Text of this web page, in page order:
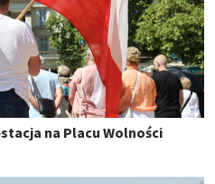
na Placu Wolności